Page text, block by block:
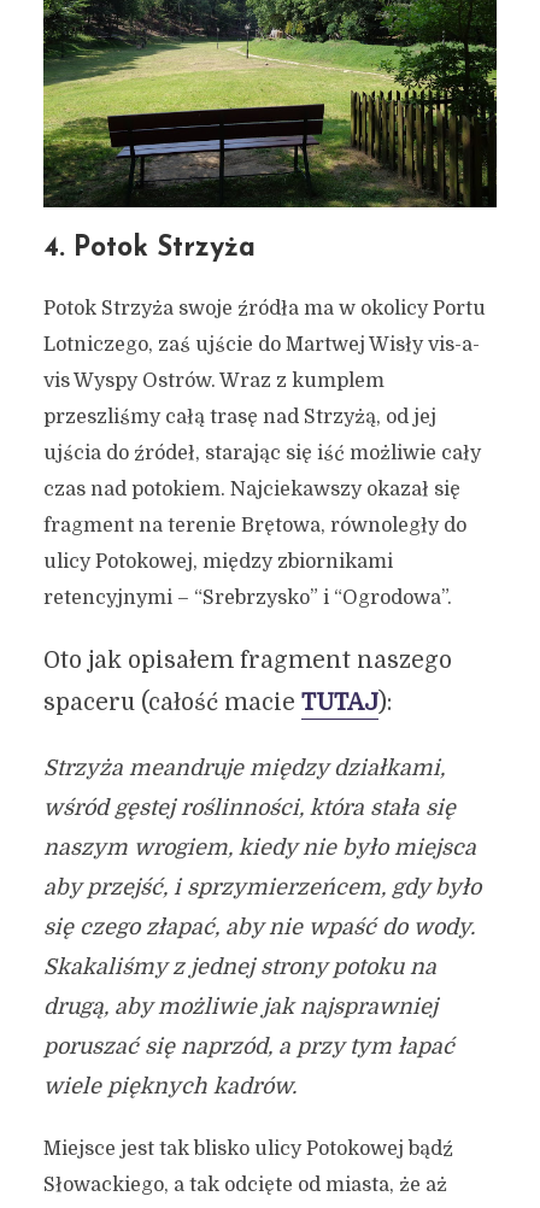
4. Potok Strzyża
Potok Strzyża swoje źródła ma w okolicy Portu
Lotniczego, zaś ujście do Martwej Wisły vis-a-
vis Wyspy Ostrów. Wraz z kumplem
przeszliśmy całą trasę nad Strzyżą, od jej
ujścia do źródeł, starając się iść możliwie cały
czas nad potokiem. Najciekawszy okazał się
fragment na terenie Brętowa, równoległy do
ulicy Potokowej, między zbiornikami
retencyjnymi – “Srebrzysko” i “Ogrodowa”.
Oto jak opisałem fragment naszego
spaceru (całość macie TUTAJ):
Strzyża meandruje między działkami,
wśród gęstej roślinności, która stała się
naszym wrogiem, kiedy nie było miejsca
aby przejść, i sprzymierzeńcem, gdy było
się czego złapać, aby nie wpaść do wody.
Skakaliśmy z jednej strony potoku na
drugą, aby możliwie jak najsprawniej
poruszać się naprzód, a przy tym łapać
wiele pięknych kadrów.
Miejsce jest tak blisko ulicy Potokowej bądź
Słowackiego, a tak odcięte od miasta, że aż